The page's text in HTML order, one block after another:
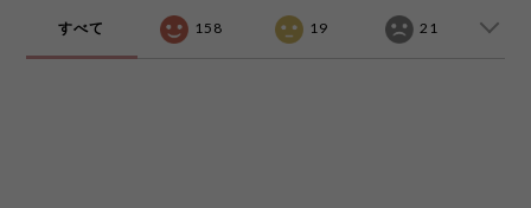
すべて 158 19 21